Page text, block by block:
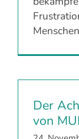
Menschen
Der
von